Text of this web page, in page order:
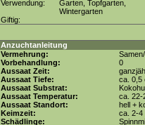
Verwendung:
Garten, Topfgarten,
Wintergarten
Giftig:
Anzuchtanleitung
Vermehrung:
Vorbehandlung:
0
Aussaat Zeit:
Aussaat Tiefe:
ca. 0,5
Aussaat Substrat:
Aussaat Temperatur:
ca. 22-
Aussaat Standort:
hell +
Keimzeit:
ca. 2-4
Schädlinge: